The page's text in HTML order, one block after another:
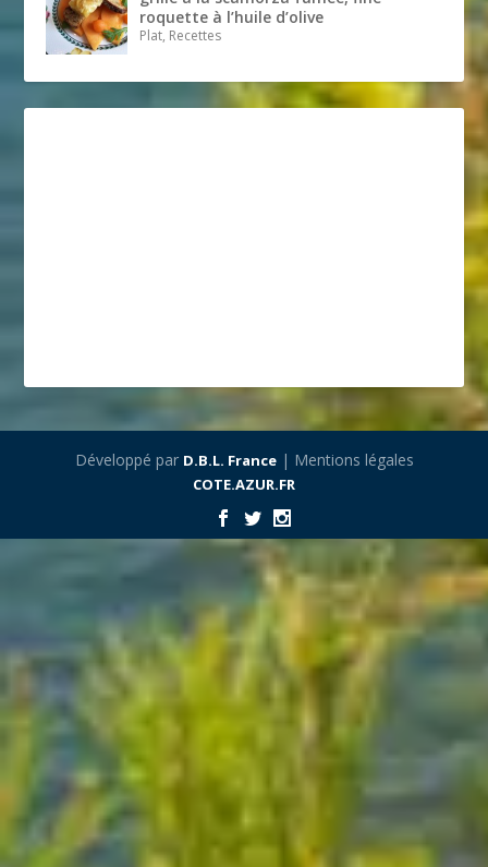
roquette à l’huile d’olive
Plat, Recettes
Développé par D.B.L. France| Mentions légales
COTE.AZUR.FR